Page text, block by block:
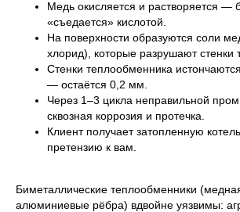
Медь окисляется и растворяется —
«съедается» кислотой.
На поверхности образуются соли
хлорид), которые разрушают стенки
Стенки теплообменника
— остаётся 0,2 мм.
Через 1–3 цикла неправильной
сквозная коррозия и протечка.
Клиент получает затопленную
претензию к вам.
Биметаллические теплообменники
алюминиевые рёбра) вдвойне уязвимы: